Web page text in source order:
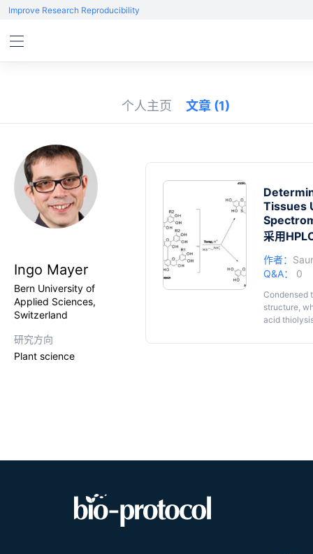
Improve Research Reproducibility
个人主页 文章 (1)
Ingo Mayer
Bern University of
Applied Sciences,
Switzerland
研究方向
Plant science
Tissues
采用
作者：
Q&A：
0
Condensed
structure,
acid
quantified